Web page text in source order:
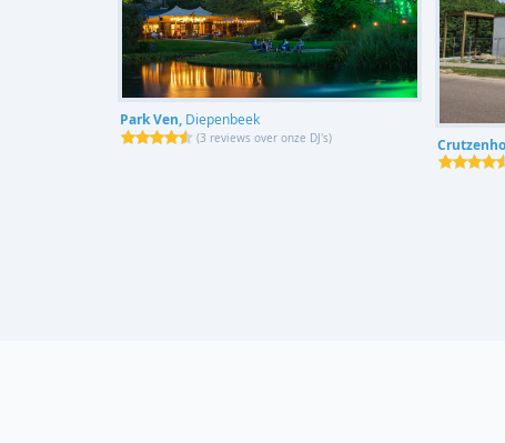
Park Ven, Diepenbeek
(3 reviews over onze DJ's)